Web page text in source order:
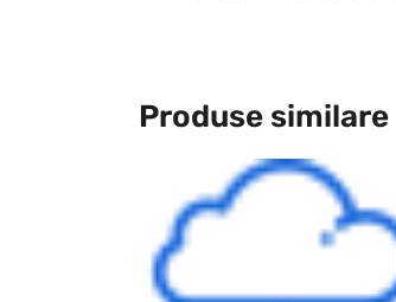
Produse similare